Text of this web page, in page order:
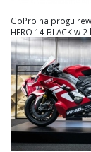
GoPro na progu
HERO 14 BLACK w